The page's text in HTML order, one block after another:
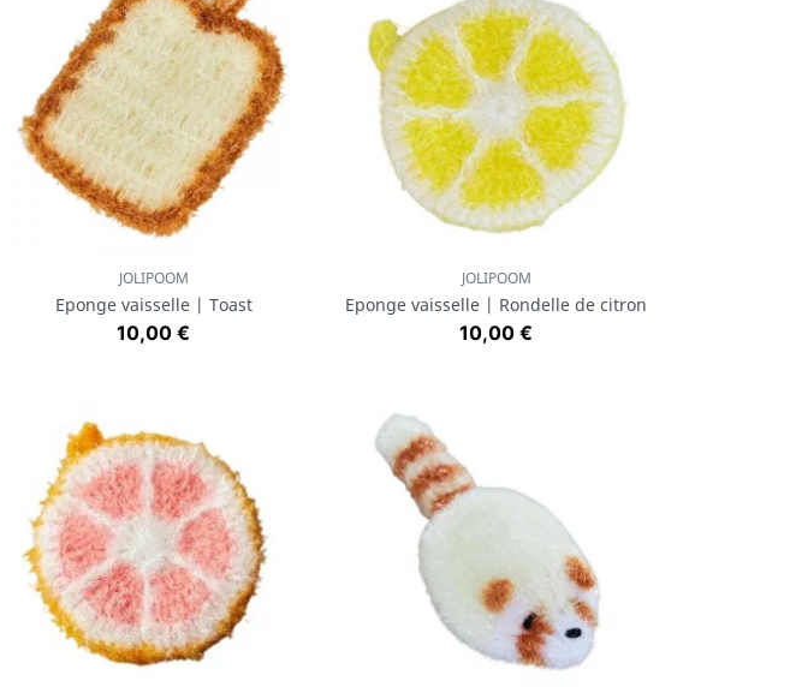
Aperçu rapide
JOLIPOOM
Eponge vaisselle | Toast
Prix
10,00 €
Aperçu rapide
JOLIPOOM
Eponge vaisselle | Rondelle de citron
Prix
10,00 €